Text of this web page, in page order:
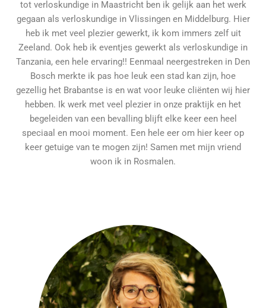
tot verloskundige in Maastricht ben ik gelijk aan het werk
gegaan als verloskundige in Vlissingen en Middelburg. Hier
heb ik met veel plezier gewerkt, ik kom immers zelf uit
Zeeland. Ook heb ik eventjes gewerkt als verloskundige in
Tanzania, een hele ervaring!! Eenmaal neergestreken in Den
Bosch merkte ik pas hoe leuk een stad kan zijn, hoe
gezellig het Brabantse is en wat voor leuke cliënten wij hier
hebben. Ik werk met veel plezier in onze praktijk en het
begeleiden van een bevalling blijft elke keer een heel
speciaal en mooi moment. Een hele eer om hier keer op
keer getuige van te mogen zijn! Samen met mijn vriend
woon ik in Rosmalen.